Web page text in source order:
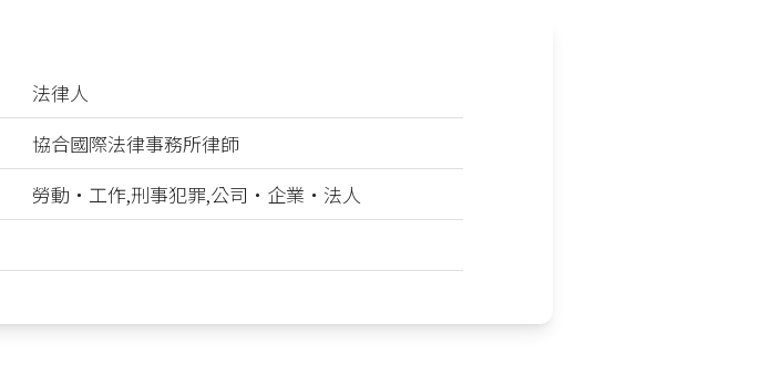
法律人
協合國際法律事務所律師
勞動‧工作,刑事犯罪,公司‧企業‧法人